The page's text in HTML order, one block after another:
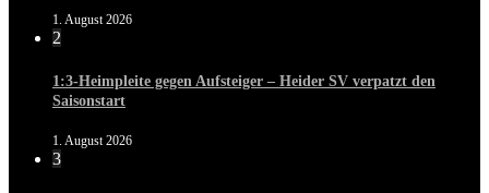
1. August 2026
2
1:3-Heimpleite gegen Aufsteiger – Heider SV verpatzt den
Saisonstart
1. August 2026
3